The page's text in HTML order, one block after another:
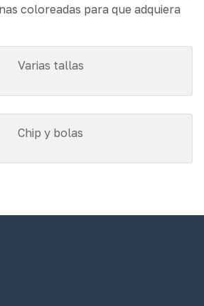
coloreadas para que adquiera
Varias tallas
Chip y bolas